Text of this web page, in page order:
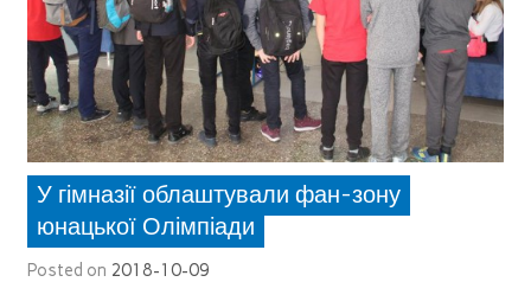
У гімназії облаштували фан-зону
юнацької Олімпіади
Posted on 2018-10-09